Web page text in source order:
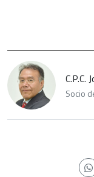
C.P.C.
Socio